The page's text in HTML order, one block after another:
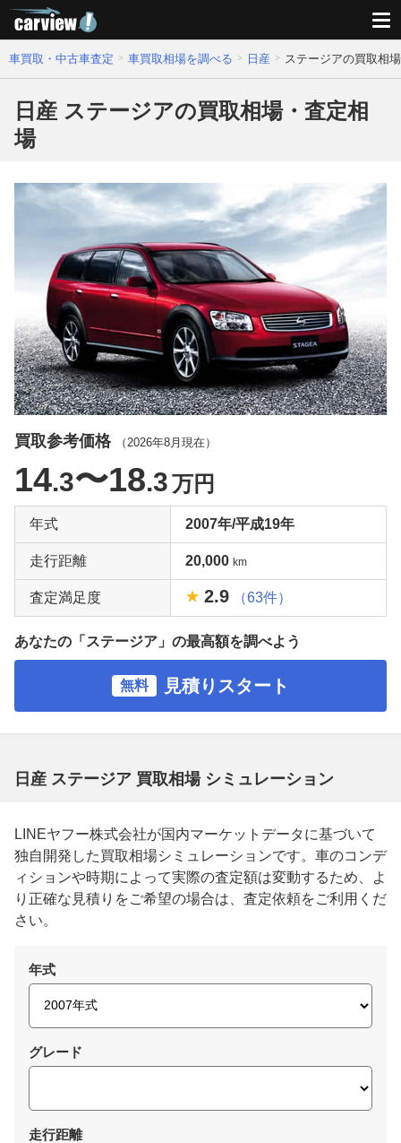
車買取・中古車査定 車買取相場を調べる 日産 ステージアの買取相
日産 ステージアの買取相場・査定相
場
買取参考価格 （ 2026年8月 現在）
14.3〜18.3万円
年式 2007年/平成19年
走行距離 20,000 km
査定満足度 2.9 （63件）
あなたの「ステージア」の最高額を調べよう
無料 見積りスタート
日産 ステージア 買取相場 シミュレーション
LINEヤフー株式会社が国内マーケットデータに基づいて
独自開発した買取相場シミュレーションです。車のコンデ
ィションや時期によって実際の査定額は変動するため、よ
り正確な見積りをご希望の場合は、査定依頼をご利用くだ
さい。
年式
グレード
走行距離